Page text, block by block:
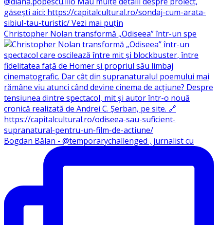
Christopher Nolan transformă „Odiseea” într-un spe
Bogdan Bălan - @temporarychallenged , jurnalist cu